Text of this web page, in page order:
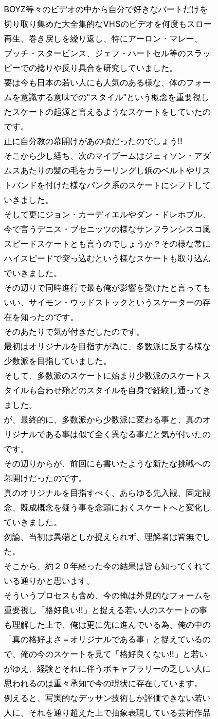
BOYZ等々のビデオの中から自分で好きなパートだけを
切り取り集めた大全集的なVHSのビデオを何度もスロー
再生、巻き戻しを繰り返し、特にアーロン・マレー、
ブッチ・スタービンス、ジェフ・ハートセル等のスラッ
ピーでの捻りや反り具合を研究していました。
要は今も日本の若い人にも人気のある様な、体のフォー
ムを意識する意味での"スタイル"という概念を重要視し
たスケートの起源と言えるようなスケートをしていたの
です。
正に自分教の幕開けがあの頃だったのでしょう!!
そこから少し経ち、次のマイブームはジェィソン・アダ
ムスあたりの髪の毛をカラーリングし鋲のベルトやリス
トバンドを付けた様なパンク系のスケートにシフトして
いきました。
そして更にジョン・カーディエルやダン・ドレホブル、
今で言うデニス・ブセニッツの様なサンフランシスコ風
スピードスケートとも言うのでしょうか？その様な常に
ハイスピードで突っ込むという様なスケートも取り込ん
でいきました。
その辺りで同時進行で最も俺が影響を受けたと言っても
いい、サイモン・ウッドストックというスケーターの存
在を知ったのです。
そのあたりで気が付きだしたのです。
最初はオリジナルを目指すが為に、多数派に反する様な
少数派を目指していました。
そして、多数派のスケートに始まり少数派のスケートス
タイルも合わせ殆どのスタイルを自身で経験し通ってき
ました。
が、最終的に、多数派から少数派に変わる事と、真のオ
リジナルである事は似て全く異なる事だと気が付いたの
です。
その辺りからが、前回にも書いたような新たな挑戦への
幕開けだったのです。
真のオリジナルを目指すべく、あらゆる先入観、固定観
念、既成概念を疑う事を念頭におくスケートへと変化し
ていきました。
勿論、当初は異端としか捉えられず、理解者は皆無でし
た。
そこから、約２０年経った今の結果は皆も知ってくれて
いる通りかと思います。
そういうプロセスも含め、今の俺は外見的なフォームを
重要視し「格好良い!!」と捉える若い人のスケートの事
も理解した上で、俺は更に先に進んでいる為、俺の中の
「真の格好よさ＝オリジナルである事」と捉えているの
で、俺の今のスケートを見て「格好良くない!!」と若い
がゆえ、経験とそれに伴うボキャブラリーの乏しい人に
思われるのは重々承知で今の現状に存在しています。
例えると、写実的なデッサン技術しか評価できない若い
人に、それを通り超えた上で抽象表現している芸術作品